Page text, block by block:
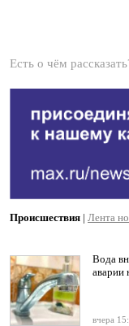
Есть о чём
Происшествия | Лента
Вода
аварии
вчера